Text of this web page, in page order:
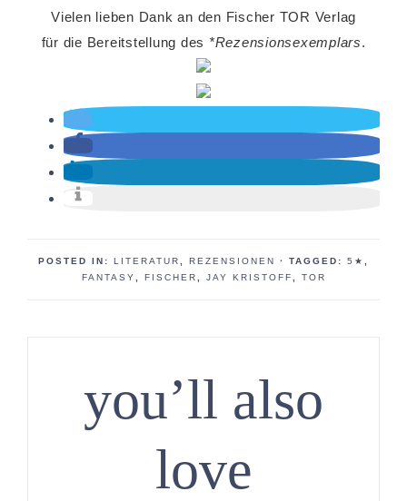
Vielen lieben Dank an den Fischer TOR Verlag
für die Bereitstellung des *Rezensionsexemplars.
POSTED IN: LITERATUR REZENSIONEN · TAGGED: 5★
FANTASY
FISCHER JAY KRISTOFF TOR
you’ll also
love